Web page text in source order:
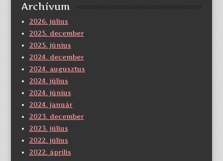
Archívum
2026. július
2025. december
2025. június
2024. december
2024. augusztus
2024. július
2024. június
2024. január
2023. december
2023. július
2022. július
2022. április